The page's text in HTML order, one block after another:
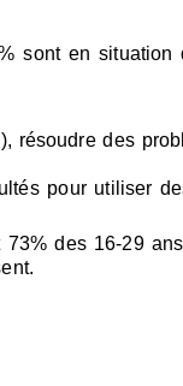
sont en situation
résoudre des
pour utiliser
des 16-29